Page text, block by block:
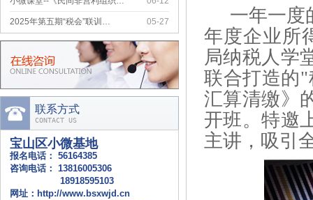
2025年第五期“税会”联训…
2025年第四期“税、会”联… 05-13
2025年第十一期“税、会”… 12-08
2025年第十期“税、会”联… 11-14
2025年第九期“税、会”联… 10-10
2025年第八期“税、会”联…
宝山区财政“政府开放月”暨第…
上海市小微企业财会服务月活动…
联系方式
CONTACT US
宝山区小微基地
报名电话： 56164385
咨询电话： 13816005306
18918595103
网址： http://www.bsxwjd.cn
一年一度
年度企业所
局纳税人学
联合打造的"
汇算清缴》
开班。特邀
主讲，吸引